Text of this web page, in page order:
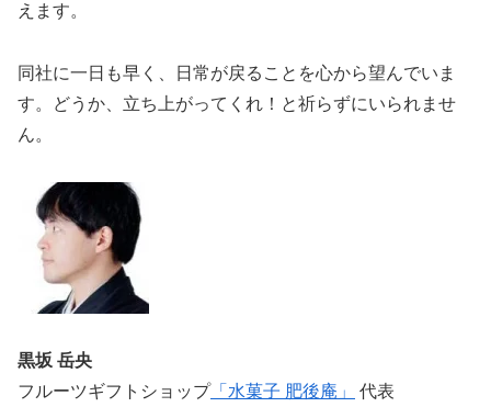
えます。
同社に一日も早く、日常が戻ることを心から望んでいま
す。どうか、立ち上がってくれ！と祈らずにいられませ
ん。
黒坂 岳央
フルーツギフトショップ「水菓子 肥後庵」 代表